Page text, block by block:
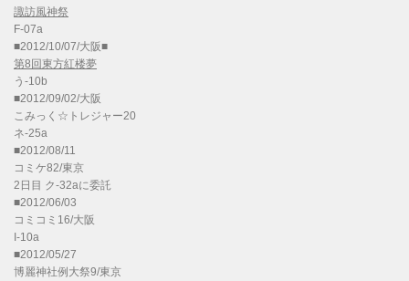
諏訪風神祭
F-07a
■2012/10/07/大阪■
第8回東方紅楼夢
う-10b
■2012/09/02/大阪
こみっく☆トレジャー20
ネ-25a
■2012/08/11
コミケ82/東京
2日目 ク-32aに委託
■2012/06/03
コミコミ16/大阪
I-10a
■2012/05/27
博麗神社例大祭9/東京